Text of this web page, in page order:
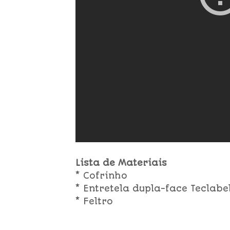
Lista de Materiais
* Cofrinho
* Entretela dupla-face
* Feltro